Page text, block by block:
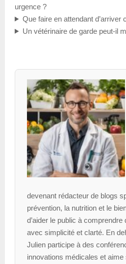
urgence ?
Que faire en attendant d’arriver
Un vétérinaire de garde peut-il
devenant rédacteur de blogs
prévention, la nutrition et le
d’aider le public à
avec simplicité et clarté. En
Julien participe à des
innovations médicales et aime